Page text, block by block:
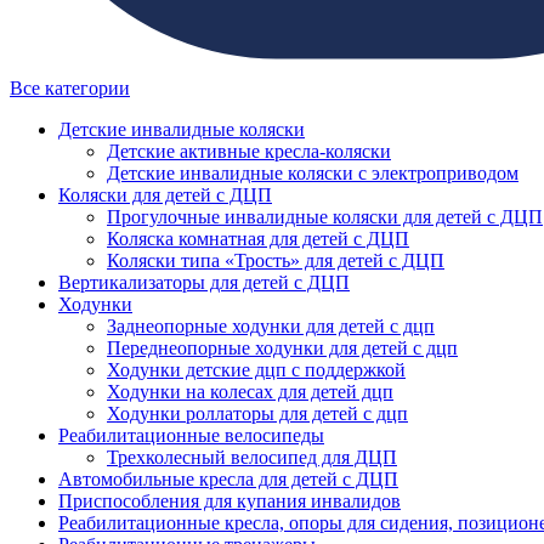
Все категории
Детские инвалидные коляски
Детские активные кресла-коляски
Детские инвалидные коляски с электроприводом
Коляски для детей с ДЦП
Прогулочные инвалидные коляски для детей с ДЦП
Коляска комнатная для детей с ДЦП
Коляски типа «Трость» для детей с ДЦП
Вертикализаторы для детей с ДЦП
Ходунки
Заднеопорные ходунки для детей с дцп
Переднеопорные ходунки для детей с дцп
Ходунки детские дцп с поддержкой
Ходунки на колесах для детей дцп
Ходунки роллаторы для детей с дцп
Реабилитационные велосипеды
Трехколесный велосипед для ДЦП
Автомобильные кресла для детей с ДЦП
Приспособления для купания инвалидов
Реабилитационные кресла, опоры для сидения,